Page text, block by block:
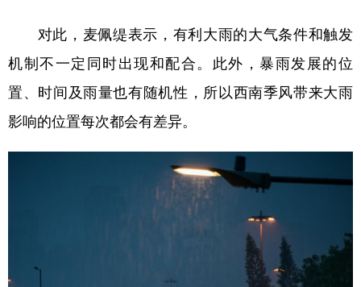
对此，麦佩缇表示，有利大雨的大气条件和触发
机制不一定同时出现和配合。此外，暴雨发展的位
置、时间及雨量也有随机性，所以西南季风带来大雨
影响的位置每次都会有差异。